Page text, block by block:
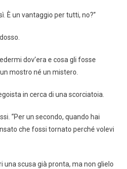
È un vantaggio per tutti, no?”
dov’era e cosa gli fosse
mostro né un mistero.
in cerca di una scorciatoia.
“Per un secondo, quando hai
che fossi tornato perché volevi
scusa già pronta, ma non glielo